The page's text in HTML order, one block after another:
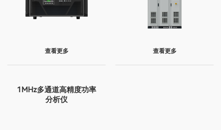
查看更多 查看更多
1MHz多通道高精度功率
分析仪